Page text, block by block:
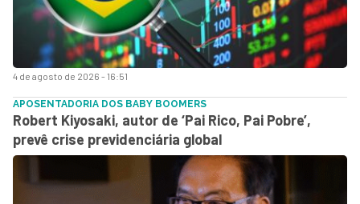
4 de agosto de 2026 - 16:51
APOSENTADORIA DOS BABY BOOMERS
Robert Kiyosaki, autor de ‘Pai Rico, Pai Pobre’,
prevê crise previdenciária global